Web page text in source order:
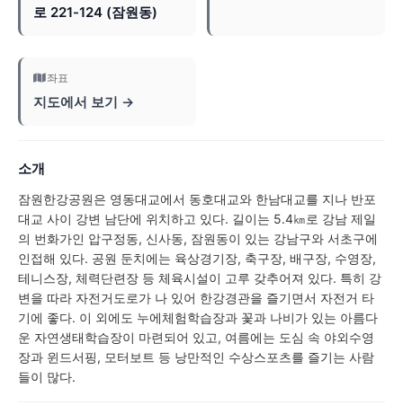
로 221-124 (잠원동)
좌표
지도에서 보기 →
소개
잠원한강공원은 영동대교에서 동호대교와 한남대교를 지나 반포
대교 사이 강변 남단에 위치하고 있다. 길이는 5.4㎞로 강남 제일
의 번화가인 압구정동, 신사동, 잠원동이 있는 강남구와 서초구에
인접해 있다. 공원 둔치에는 육상경기장, 축구장, 배구장, 수영장,
테니스장, 체력단련장 등 체육시설이 고루 갖추어져 있다. 특히 강
변을 따라 자전거도로가 나 있어 한강경관을 즐기면서 자전거 타
기에 좋다. 이 외에도 누에체험학습장과 꽃과 나비가 있는 아름다
운 자연생태학습장이 마련되어 있고, 여름에는 도심 속 야외수영
장과 윈드서핑, 모터보트 등 낭만적인 수상스포츠를 즐기는 사람
들이 많다.